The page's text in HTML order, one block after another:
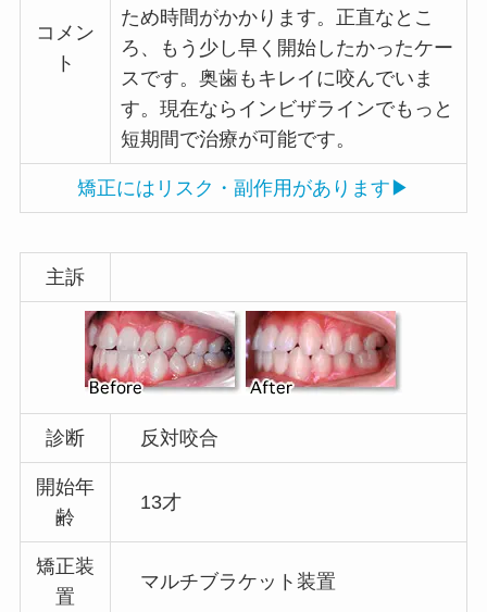
コメン
ト
ため時間がかかります。正直なとこ
ろ、もう少し早く開始したかったケー
スです。奥歯もキレイに咬んでいま
す。現在ならインビザラインでもっと
短期間で治療が可能です。
矯正にはリスク・副作用があります▶
主訴
診断 反対咬合
開始年
齢
13才
矯正装
置
マルチブラケット装置